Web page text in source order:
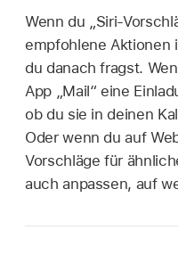
Wenn du „Siri-
empfohlene Aktionen
du danach fragst.
App „Mail“ eine
ob du sie in deinen
Oder wenn du auf
Vorschläge für
auch anpassen, auf